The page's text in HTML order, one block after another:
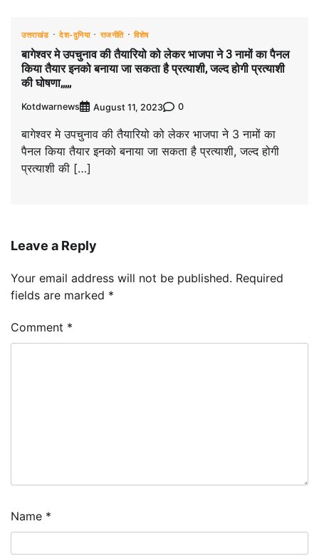
उत्तराखंड देश-दुनिया राजनीति विशेष
बागेश्वर मे उपचुनाव की तैयारियो को लेकर भाजपा ने 3 नामों का पैनल
किया तैयार इनको बनाया जा सकता है प्रत्याशी, जल्द होगी प्रत्याशी
की घोषणा,,,,,
Kotdwarnews August 11, 2023 0
बागेश्वर मे उपचुनाव की तैयारियो को लेकर भाजपा ने 3 नामों का
पैनल किया तैयार इनको बनाया जा सकता है प्रत्याशी, जल्द होगी
प्रत्याशी की […]
Leave a Reply
Your email address will not be published. Required
fields are marked *
Comment *
Name *